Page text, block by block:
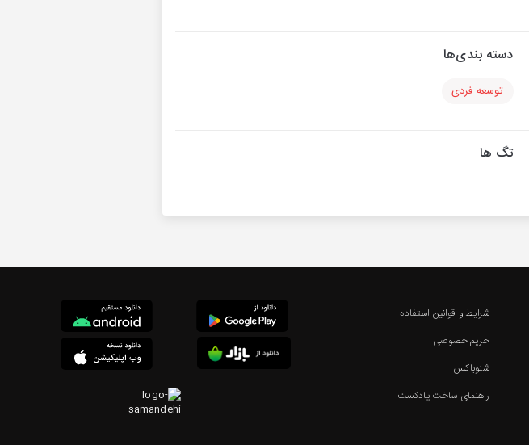
دسته بندی‌ها
توسعه فردی
تگ ها
شرایط و قوانین استفاده
حریم خصوصی
شنوباکس
راهنمای ساخت پادکست